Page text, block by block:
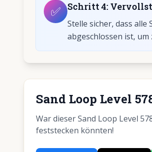
✅ Schritt4:
Stelle sicher, dass
abgeschlossen ist,
Sand Loop Level
War dieser Sand Loop Level
feststecken könnten!